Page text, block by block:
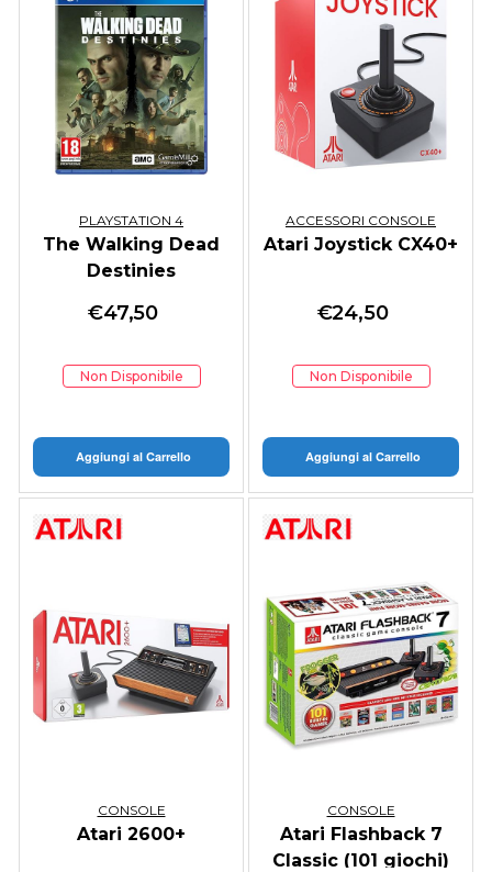
PLAYSTATION 4
The Walking Dead
Destinies
€47,50
Non Disponibile
Aggiungi al Carrello
ACCESSORI CONSOLE
Atari Joystick CX40+
€24,50
Non Disponibile
Aggiungi al Carrello
CONSOLE
Atari 2600+
CONSOLE
Atari Flashback 7
Classic (101 giochi)